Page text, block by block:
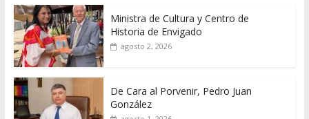
Ministra de Cultura y Centro de
Historia de Envigado
agosto 2, 2026
De Cara al Porvenir, Pedro Juan
González